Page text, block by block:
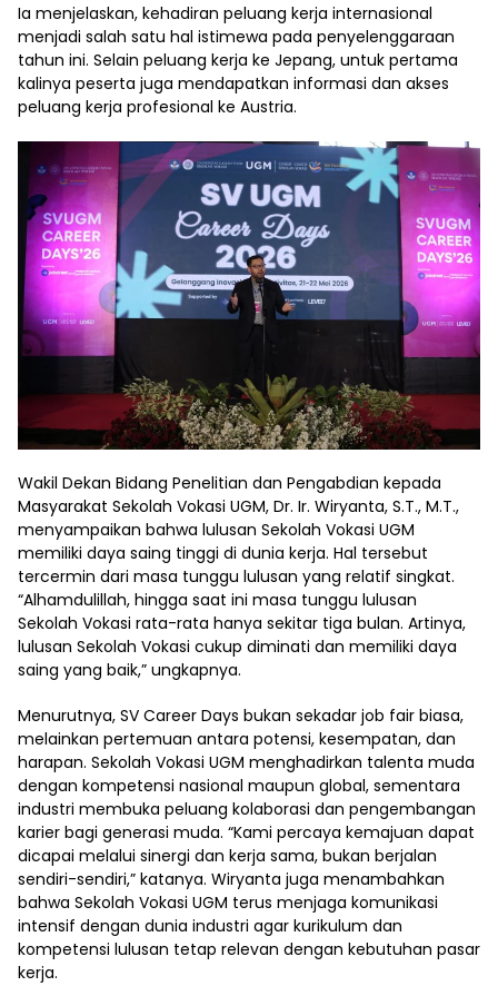
Ia menjelaskan, kehadiran peluang kerja internasional
menjadi salah satu hal istimewa pada penyelenggaraan
tahun ini. Selain peluang kerja ke Jepang, untuk pertama
kalinya peserta juga mendapatkan informasi dan akses
peluang kerja profesional ke Austria.
Wakil Dekan Bidang Penelitian dan Pengabdian kepada
Masyarakat Sekolah Vokasi UGM, Dr. Ir. Wiryanta, S.T., M.T.,
menyampaikan bahwa lulusan Sekolah Vokasi UGM
memiliki daya saing tinggi di dunia kerja. Hal tersebut
tercermin dari masa tunggu lulusan yang relatif singkat.
“Alhamdulillah, hingga saat ini masa tunggu lulusan
Sekolah Vokasi rata-rata hanya sekitar tiga bulan. Artinya,
lulusan Sekolah Vokasi cukup diminati dan memiliki daya
saing yang baik,” ungkapnya.
Menurutnya, SV Career Days bukan sekadar job fair biasa,
melainkan pertemuan antara potensi, kesempatan, dan
harapan. Sekolah Vokasi UGM menghadirkan talenta muda
dengan kompetensi nasional maupun global, sementara
industri membuka peluang kolaborasi dan pengembangan
karier bagi generasi muda. “Kami percaya kemajuan dapat
dicapai melalui sinergi dan kerja sama, bukan berjalan
sendiri-sendiri,” katanya. Wiryanta juga menambahkan
bahwa Sekolah Vokasi UGM terus menjaga komunikasi
intensif dengan dunia industri agar kurikulum dan
kompetensi lulusan tetap relevan dengan kebutuhan pasar
kerja.